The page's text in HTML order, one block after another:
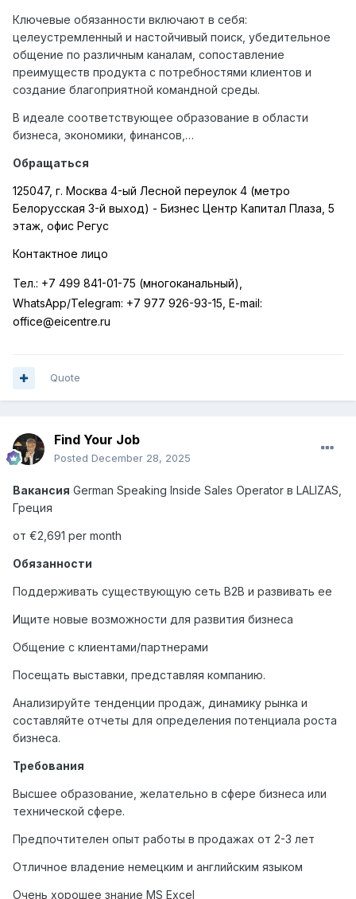
Ключевые обязанности включают в себя:
целеустремленный и настойчивый поиск, убедительное
общение по различным каналам, сопоставление
преимуществ продукта с потребностями клиентов и
создание благоприятной командной среды.
В идеале соответствующее образование в области
бизнеса, экономики, финансов,…
Обращаться
125047, г. Москва 4-ый Лесной переулок 4 (метро
Белорусская 3-й выход) - Бизнес Центр Капитал Плаза, 5
этаж, офис Регус
Контактное лицо
Тел.: +7 499 841-01-75 (многоканальный),
WhatsApp/Telegram: +7 977 926-93-15, E-mail:
office@eicentre.ru
Quote
Find Your Job
Posted December 28, 2025
Вакансия German Speaking Inside Sales Operator в LALIZAS,
Греция
от €2,691 per month
Обязанности
Поддерживать существующую сеть B2B и развивать ее
Ищите новые возможности для развития бизнеса
Общение с клиентами/партнерами
Посещать выставки, представляя компанию.
Анализируйте тенденции продаж, динамику рынка и
составляйте отчеты для определения потенциала роста
бизнеса.
Требования
Высшее образование, желательно в сфере бизнеса или
технической сфере.
Предпочтителен опыт работы в продажах от 2-3 лет
Отличное владение немецким и английским языком
Очень хорошее знание MS Excel